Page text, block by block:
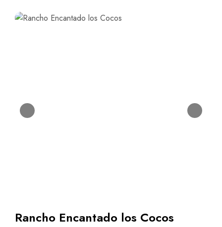
Rancho Encantado los Cocos